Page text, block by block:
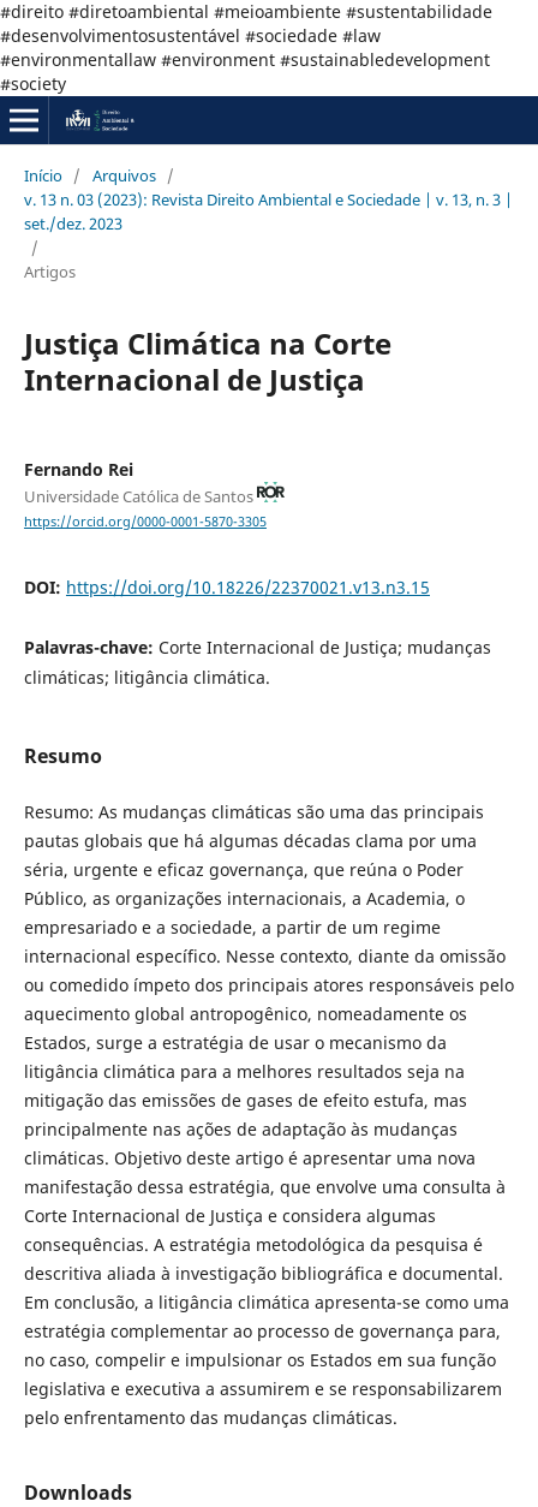
#direito #diretoambiental #meioambiente #sustentabilidade
#desenvolvimentosustentável #sociedade #law
#environmentallaw #environment #sustainabledevelopment
#society
Início / Arquivos /
v. 13 n. 03 (2023): Revista Direito Ambiental e Sociedade | v. 13, n. 3 |
set./dez. 2023
/
Artigos
Justiça Climática na Corte
Internacional de Justiça
Fernando Rei
Universidade Católica de Santos
https://orcid.org/0000-0001-5870-3305
DOI: https://doi.org/10.18226/22370021.v13.n3.15
Palavras-chave: Corte Internacional de Justiça; mudanças
climáticas; litigância climática.
Resumo
Resumo: As mudanças climáticas são uma das principais
pautas globais que há algumas décadas clama por uma
séria, urgente e eficaz governança, que reúna o Poder
Público, as organizações internacionais, a Academia, o
empresariado e a sociedade, a partir de um regime
internacional específico. Nesse contexto, diante da omissão
ou comedido ímpeto dos principais atores responsáveis pelo
aquecimento global antropogênico, nomeadamente os
Estados, surge a estratégia de usar o mecanismo da
litigância climática para a melhores resultados seja na
mitigação das emissões de gases de efeito estufa, mas
principalmente nas ações de adaptação às mudanças
climáticas. Objetivo deste artigo é apresentar uma nova
manifestação dessa estratégia, que envolve uma consulta à
Corte Internacional de Justiça e considera algumas
consequências. A estratégia metodológica da pesquisa é
descritiva aliada à investigação bibliográfica e documental.
Em conclusão, a litigância climática apresenta-se como uma
estratégia complementar ao processo de governança para,
no caso, compelir e impulsionar os Estados em sua função
legislativa e executiva a assumirem e se responsabilizarem
pelo enfrentamento das mudanças climáticas.
Downloads